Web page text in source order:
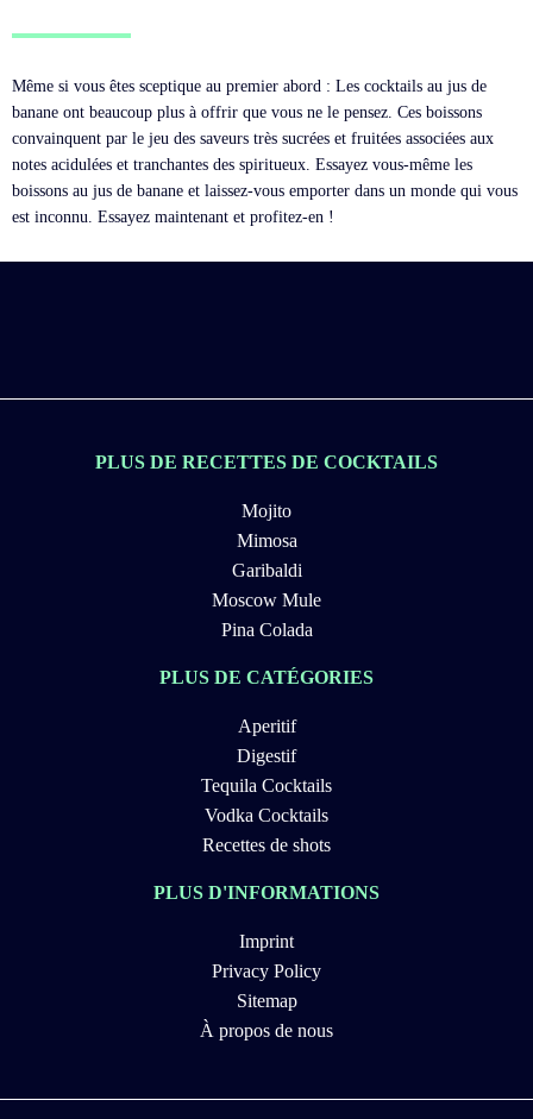
Même si vous êtes sceptique au premier abord : Les cocktails au jus de
banane ont beaucoup plus à offrir que vous ne le pensez. Ces boissons
convainquent par le jeu des saveurs très sucrées et fruitées associées aux
notes acidulées et tranchantes des spiritueux. Essayez vous-même les
boissons au jus de banane et laissez-vous emporter dans un monde qui vous
est inconnu. Essayez maintenant et profitez-en !
PLUS DE RECETTES DE COCKTAILS
Mojito
Mimosa
Garibaldi
Moscow Mule
Pina Colada
PLUS DE CATÉGORIES
Aperitif
Digestif
Tequila Cocktails
Vodka Cocktails
Recettes de shots
PLUS D'INFORMATIONS
Imprint
Privacy Policy
Sitemap
À propos de nous